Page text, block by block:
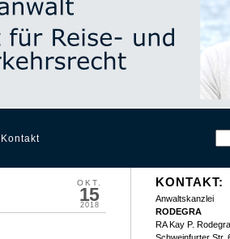
Kontakt
OKT.
15
2018
KONTAKT:
Anwaltskanzlei
RODEGRA
RA Kay P. Rodegra